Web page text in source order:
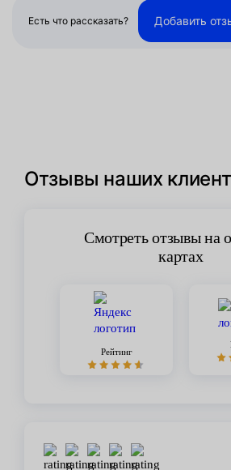
Есть что рассказать? Добавить
Отзывы наших
Смотреть отзывы на
картах
Рейтинг